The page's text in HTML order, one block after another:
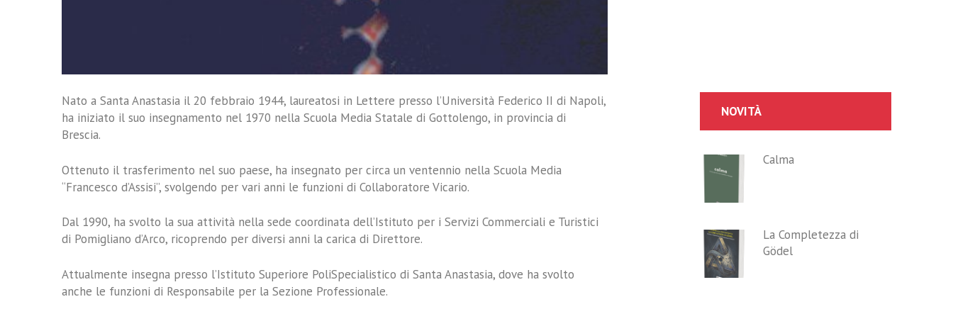
Nato a Santa Anastasia il 20 febbraio 1944, laureatosi in Lettere presso l’Università Federico II di Napoli,
ha iniziato il suo insegnamento nel 1970 nella Scuola Media Statale di Gottolengo, in provincia di
Brescia.
Ottenuto il trasferimento nel suo paese, ha insegnato per circa un ventennio nella Scuola Media
“Francesco d’Assisi”, svolgendo per vari anni le funzioni di Collaboratore Vicario.
Dal 1990, ha svolto la sua attività nella sede coordinata dell’Istituto per i Servizi Commerciali e Turistici
di Pomigliano d’Arco, ricoprendo per diversi anni la carica di Direttore.
Attualmente insegna presso l’Istituto Superiore PoliSpecialistico di Santa Anastasia, dove ha svolto
anche le funzioni di Responsabile per la Sezione Professionale.
NOVITÀ
Calma
La Completezza di
Gödel